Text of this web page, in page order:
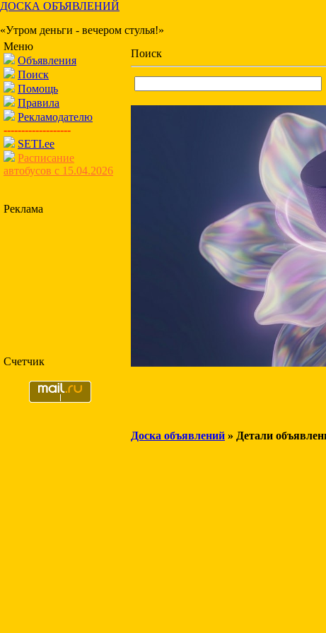
ДОСКА ОБЪЯВЛЕНИЙ
«Утром деньги - вечером стулья!»
Меню
Объявления
Поиск
Помощь
Правила
Рекламодателю
-------------------
SETI.ee
Расписание
автобусов с 15.04.2026
Реклама
Счетчик
Поиск
Доска объявлений » Детали